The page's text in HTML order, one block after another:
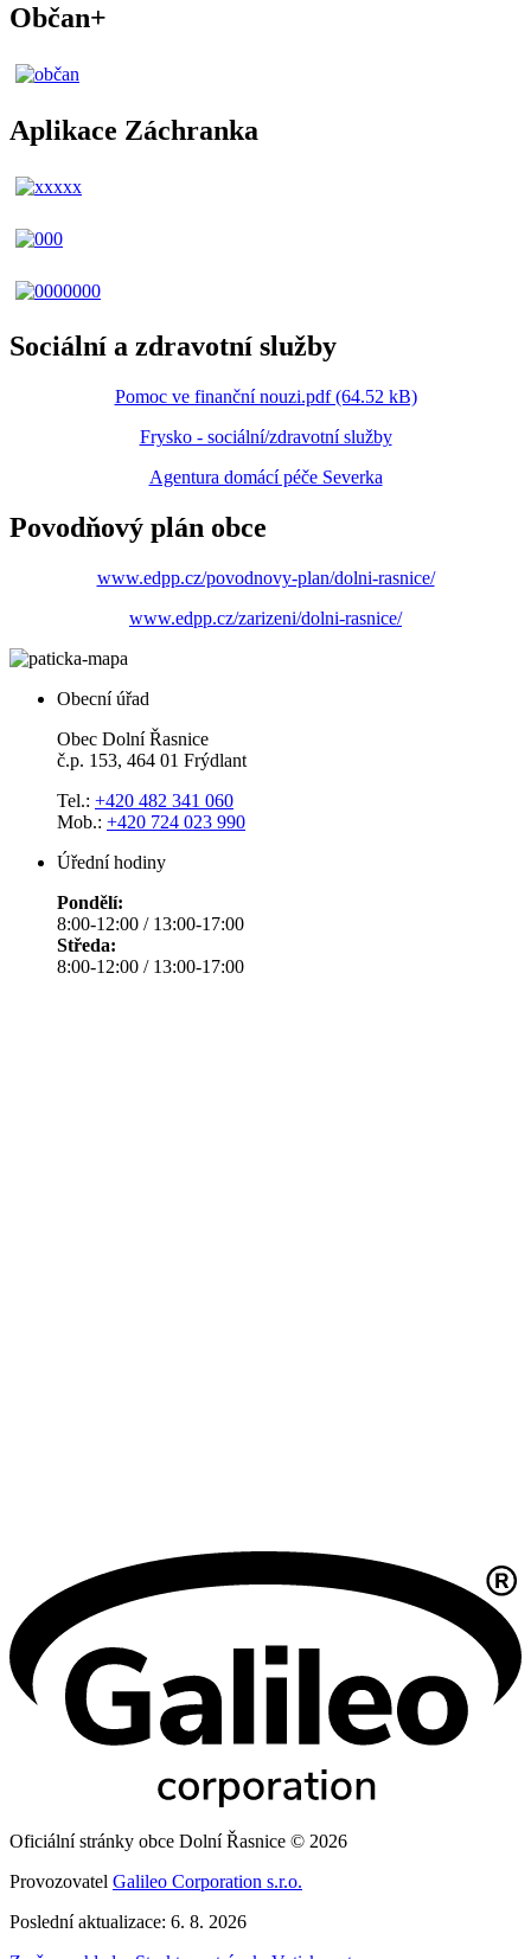
Občan+
Aplikace Záchranka
Sociální a zdravotní služby
Pomoc ve finanční nouzi.pdf (64.52 kB)
Frysko - sociální/zdravotní služby
Agentura domácí péče Severka
Povodňový plán obce
www.edpp.cz/povodnovy-plan/dolni-rasnice/
www.edpp.cz/zarizeni/dolni-rasnice/
Obecní úřad
Obec Dolní Řasnice
č.p. 153, 464 01 Frýdlant
Tel.: +420 482 341 060
Mob.: +420 724 023 990
Úřední hodiny
Pondělí:
8:00-12:00 / 13:00-17:00
Středa:
8:00-12:00 / 13:00-17:00
Oficiální stránky obce Dolní Řasnice © 2026
Provozovatel Galileo Corporation s.r.o.
Poslední aktualizace: 6. 8. 2026